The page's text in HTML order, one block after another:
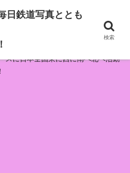
道写真とともに！
スに日本全国東に西に南へ北へ活動
鉄道写真ととも
検索